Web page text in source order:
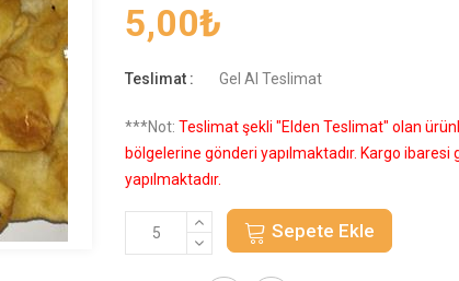
5,00₺
Teslimat : Gel Al Teslimat
***Not: Teslimat şekli "Elden Teslimat" olan
bölgelerine gönderi yapılmaktadır. Kargo
yapılmaktadır.
Sepete Ekle